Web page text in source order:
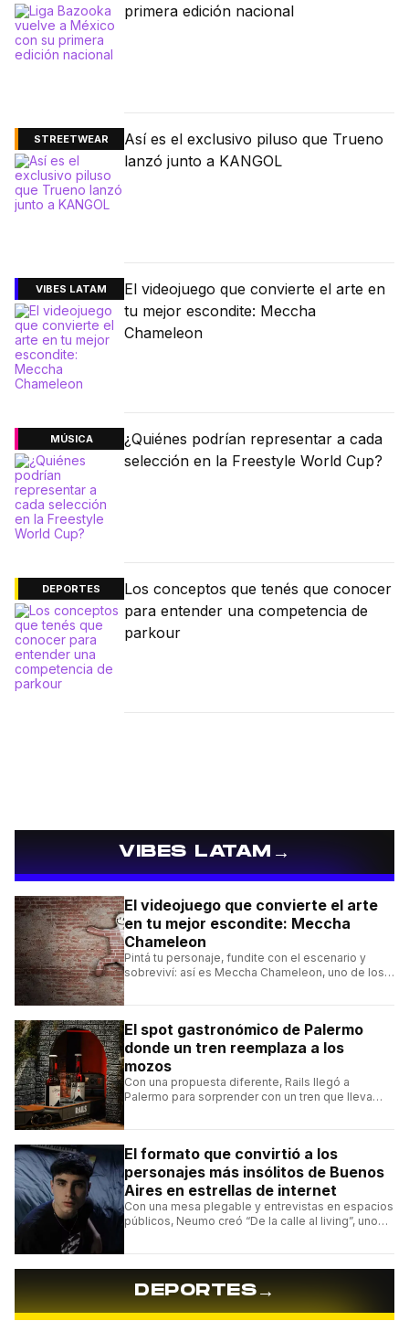
primera edición nacional
STREETWEAR
Así es el exclusivo piluso que Trueno
lanzó junto a KANGOL
VIBES LATAM
El videojuego que convierte el arte en
tu mejor escondite: Meccha
Chameleon
MÚSICA
¿Quiénes podrían representar a cada
selección en la Freestyle World Cup?
DEPORTES
Los conceptos que tenés que conocer
para entender una competencia de
parkour
VIBES LATAM→
El videojuego que convierte el arte
en tu mejor escondite: Meccha
Chameleon
Pintá tu personaje, fundite con el escenario y
sobreviví: así es Meccha Chameleon, uno de los
El spot gastronómico de Palermo
donde un tren reemplaza a los
mozos
Con una propuesta diferente, Rails llegó a
Palermo para sorprender con un tren que lleva
El formato que convirtió a los
personajes más insólitos de Buenos
Aires en estrellas de internet
Con una mesa plegable y entrevistas en espacios
públicos, Neumo creó “De la calle al living”, uno
DEPORTES→